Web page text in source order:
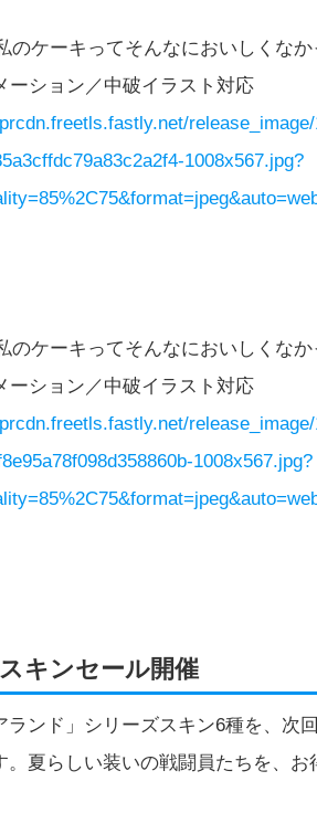
のケーキってそんなにおいしくな
ーション／中破イラスト対応
1008x567.jpg?
のケーキってそんなにおいしくな
ーション／中破イラスト対応
1008x567.jpg?
キンセール開催
ランド」シリーズスキン6種を、次
。夏らしい装いの戦闘員たちを、